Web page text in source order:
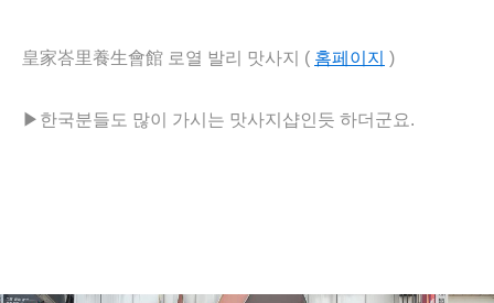
皇家峇里養生會館 로열 발리 맛사지 ( 홈페이지 )
▶ 한국분들도 많이 가시는 맛사지샵인듯 하더군요.